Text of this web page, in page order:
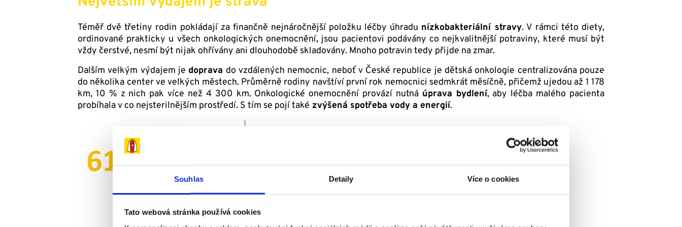
Souhlas Detaily Více o cookies
Tato webová stránka používá cookies
Téměř dvě třetiny rodin pokládají za finančně nejnáročnější položku léčby úhradu nízkobakteriální stravy. V rámci této diety,
ordinované prakticky u všech onkologických onemocnění, jsou pacientovi podávány co nejkvalitnější potraviny, které musí být
vždy čerstvé, nesmí být nijak ohřívány ani dlouhodobě skladovány. Mnoho potravin tedy přijde na zmar.
Dalším velkým výdajem je doprava do vzdálených nemocnic, neboť v České republice je dětská onkologie centralizována pouze
do několika center ve velkých městech. Průměrně rodiny navštíví první rok nemocnici sedmkrát měsíčně, přičemž ujedou až 1 178
km, 10 % z nich pak více než 4 300 km. Onkologické onemocnění provází nutná úprava bydlení, aby léčba malého pacienta
probíhala v co nejsterilnějším prostředí. S tím se pojí také zvýšená spotřeba vody a energií.